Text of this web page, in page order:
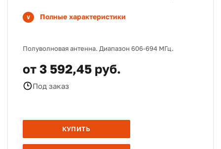
Полные характеристики
Полуволновая антенна. Диапазон 606-694 МГц.
от 3 592,45 руб.
Под заказ
КУПИТЬ